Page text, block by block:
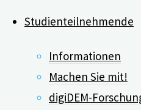
Studienteilnehmende
Informationen
Machen Sie mit!
digiDEM-